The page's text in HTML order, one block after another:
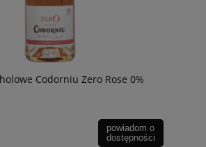
Codorniu Zero Rose 0%
powiadom o
dostępności